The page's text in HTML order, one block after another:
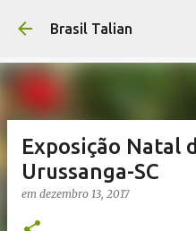
Pular para o
Brasil Talian
Exposição Natal
Urussanga-SC
em dezembro 13, 2017